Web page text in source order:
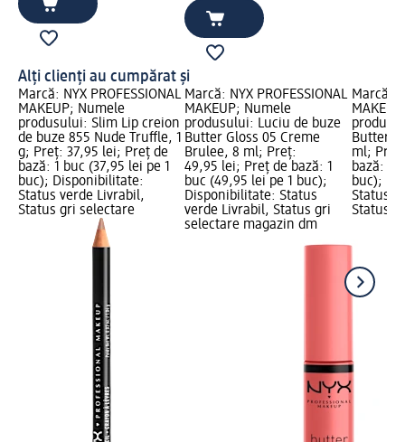
Alți clienți au cumpărat și
Marcă: NYX PROFESSIONAL
MAKEUP; Numele
produsului: Slim Lip creion
de buze 855 Nude Truffle, 1
g; Preț: 37,95 lei; Preț de
bază: 1 buc (37,95 lei pe 1
buc); Disponibilitate:
Status verde Livrabil,
Status gri selectare
Marcă: NYX PROFESSIONAL
MAKEUP; Numele
produsului: Luciu de buze
Butter Gloss 05 Creme
Brulee, 8 ml; Preț:
49,95 lei; Preț de bază: 1
buc (49,95 lei pe 1 buc);
Disponibilitate: Status
verde Livrabil, Status gri
selectare magazin dm
Marcă:
Butter
ml;
bază: 1
buc);
Status
Status